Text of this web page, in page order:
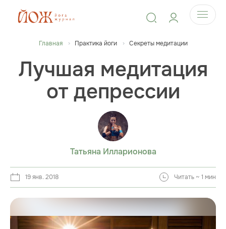
Главная Практика йоги Секреты медитации
Лучшая медитация
от депрессии
Татьяна Илларионова
19 янв. 2018 Читать ~ 1 мин